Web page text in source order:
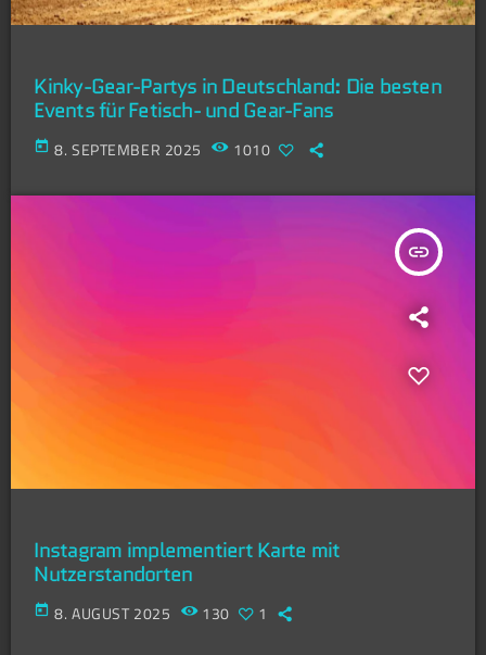
Kinky-Gear-Partys in Deutschland: Die besten
Events für Fetisch- und Gear-Fans
today 8. SEPTEMBER 2025 1010
insert_link
Instagram implementiert Karte mit
Nutzerstandorten
today 8. AUGUST 2025 130 1